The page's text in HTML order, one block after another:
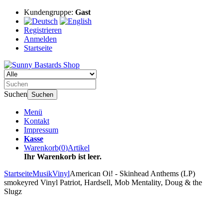
Kundengruppe: Gast
Registrieren
Anmelden
Startseite
Suchen Suchen
Menü
Kontakt
Impressum
Kasse
Warenkorb(0)Artikel
Ihr Warenkorb ist leer.
StartseiteMusikVinylAmerican Oi! - Skinhead Anthems (LP)
smokeyred Vinyl Patriot, Hardsell, Mob Mentality, Doug & the
Slugz